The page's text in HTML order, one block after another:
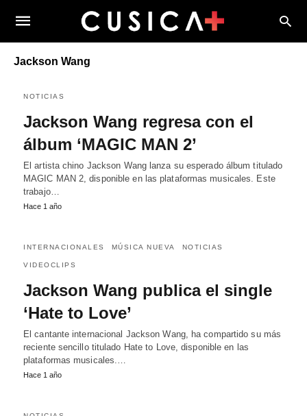
Jackson Wang
NOTICIAS
Jackson Wang regresa con el
álbum ‘MAGIC MAN 2’
El artista chino Jackson Wang lanza su esperado álbum titulado
MAGIC MAN 2, disponible en las plataformas musicales. Este
trabajo…
Hace 1 año
INTERNACIONALES MÚSICA NUEVA NOTICIAS
VIDEOCLIPS
Jackson Wang publica el single
‘Hate to Love’
El cantante internacional Jackson Wang, ha compartido su más
reciente sencillo titulado Hate to Love, disponible en las
plataformas musicales.…
Hace 1 año